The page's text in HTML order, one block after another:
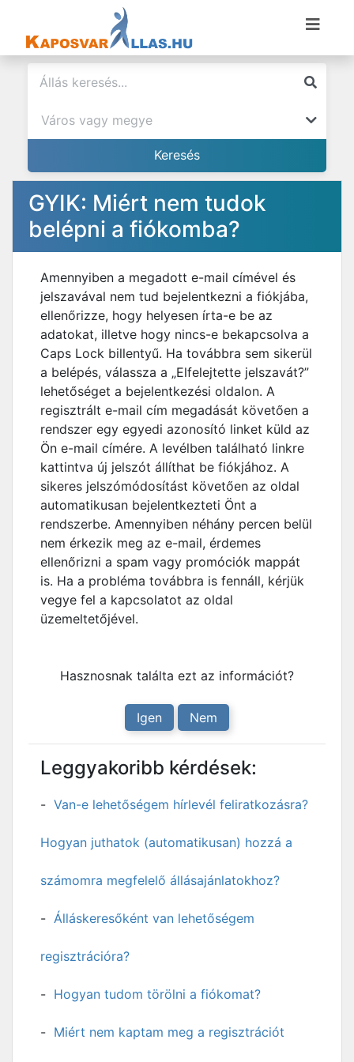
GYIK: Miért nem tudok
belépni a fiókomba?
Amennyiben a megadott e-mail címével és
jelszavával nem tud bejelentkezni a fiókjába,
ellenőrizze, hogy helyesen írta-e be az
adatokat, illetve hogy nincs-e bekapcsolva a
Caps Lock billentyű. Ha továbbra sem sikerül
a belépés, válassza a „Elfelejtette jelszavát?”
lehetőséget a bejelentkezési oldalon. A
regisztrált e-mail cím megadását követően a
rendszer egy egyedi azonosító linket küld az
Ön e-mail címére. A levélben található linkre
kattintva új jelszót állíthat be fiókjához. A
sikeres jelszómódosítást követően az oldal
automatikusan bejelentkezteti Önt a
rendszerbe. Amennyiben néhány percen belül
nem érkezik meg az e-mail, érdemes
ellenőrizni a spam vagy promóciók mappát
is. Ha a probléma továbbra is fennáll, kérjük
vegye fel a kapcsolatot az oldal
üzemeltetőjével.
Hasznosnak találta ezt az információt?
Igen Nem
Leggyakoribb kérdések:
Van-e lehetőségem hírlevél feliratkozásra?
Hogyan juthatok (automatikusan) hozzá a
számomra megfelelő állásajánlatokhoz?
Álláskeresőként van lehetőségem
regisztrációra?
Hogyan tudom törölni a fiókomat?
Miért nem kaptam meg a regisztrációt